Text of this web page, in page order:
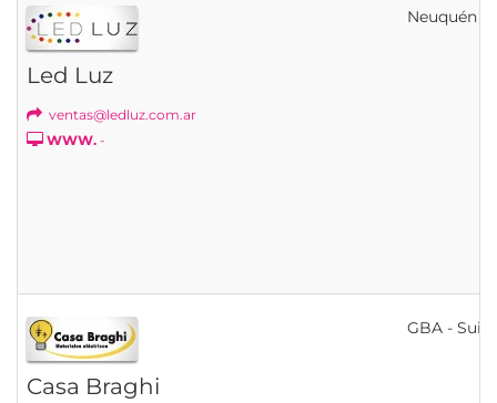
Led Luz
ventas@ledluz.com.ar
WWW. -
Neuquén
Casa Braghi
GBA -